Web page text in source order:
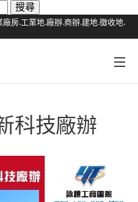
房.工業地.廠辦.商辦.建地.徵收地.
科技廠辦